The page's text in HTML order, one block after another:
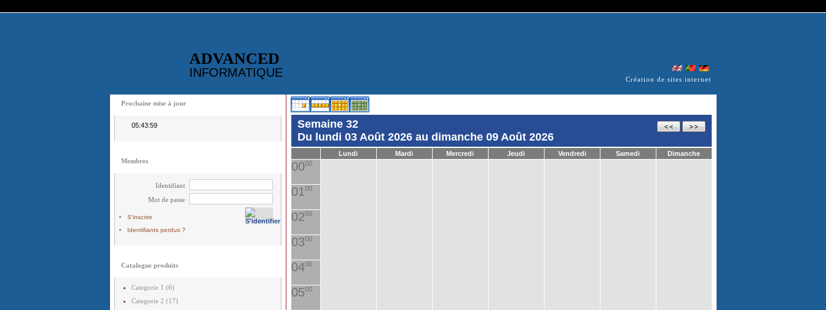
ADVANCED
INFORMATIQUE Création de sites internet
Prochaine mise à jour
05:43:59
Membres
Identifiant
Mot de passe
S'inscrire
Identifiants perdus ?
Catalogue produits
Categorie 1 (6)
Categorie 2 (17)
Semaine 32
Du lundi 03 Août 2026 au dimanche 09 Août 2026
Lundi Mardi Mercredi Jeudi Vendredi Samedi Dimanche
0000
0100
0200
0300
0400
0500